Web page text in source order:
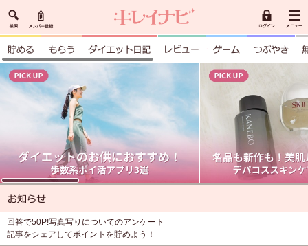
回答で50P!写真写りについてのアンケート
記事をシェアしてポイントを貯めよう！